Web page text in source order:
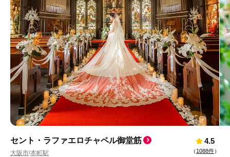
セント・ラファエロチャペル御堂筋
大阪市/本町駅
4.5
（ 1088件）